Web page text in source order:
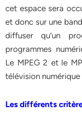
cet espace sera
et donc sur une
diffuser qu’un
programmes
Le MPEG 2 et le
télévision
Les différents